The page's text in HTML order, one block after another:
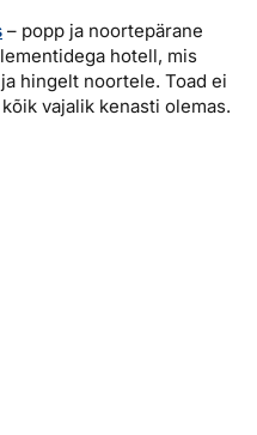
– popp ja noortepärane
hotell, mis
hingelt noortele. Toad ei
vajalik kenasti olemas.